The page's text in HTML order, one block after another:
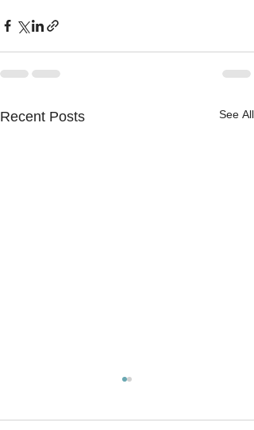
Recent Posts See All